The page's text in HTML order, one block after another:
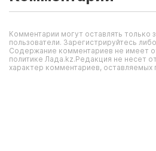
Комментарии могут оставлять только
пользователи. Зарегистрируйтесь
Содержание комментариев не имеет
политике Лада.kz.Редакция не несет
характер комментариев, оставляемых